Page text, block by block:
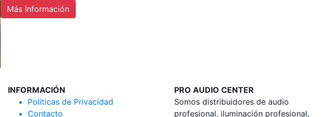
Más Información
INFORMACIÓN
Politicas de Privacidad
Contacto
PRO AUDIO CENTER
Somos distribuidores de audio
profesional, iluminación profesional,